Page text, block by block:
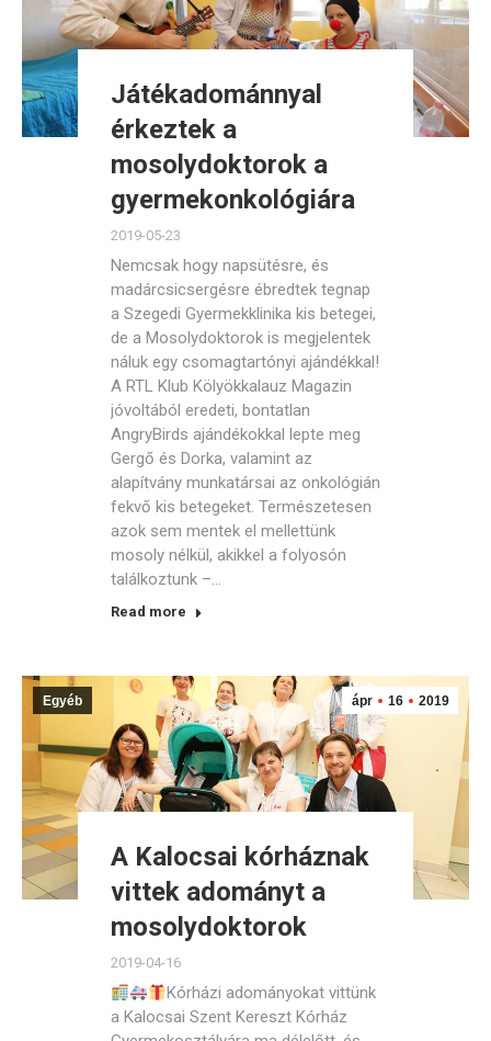
Játékadománnyal
érkeztek a
mosolydoktorok a
gyermekonkológiára
2019-05-23
Nemcsak hogy napsütésre, és
madárcsicsergésre ébredtek tegnap
a Szegedi Gyermekklinika kis betegei,
de a Mosolydoktorok is megjelentek
náluk egy csomagtartónyi ajándékkal!
A RTL Klub Kölyökkalauz Magazin
jóvoltából eredeti, bontatlan
AngryBirds ajándékokkal lepte meg
Gergő és Dorka, valamint az
alapítvány munkatársai az onkológián
fekvő kis betegeket. Természetesen
azok sem mentek el mellettünk
mosoly nélkül, akikkel a folyosón
találkoztunk –…
Read more
ápr 16 2019
Egyéb
A Kalocsai kórháznak
vittek adományt a
mosolydoktorok
2019-04-16
Kórházi adományokat vittünk
a Kalocsai Szent Kereszt Kórház